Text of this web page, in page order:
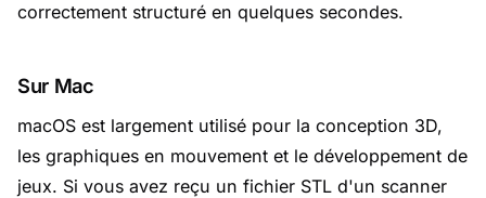
correctement structuré en quelques secondes.
Sur Mac
macOS est largement utilisé pour la conception 3D,
les graphiques en mouvement et le développement de
jeux. Si vous avez reçu un fichier STL d'un scanner